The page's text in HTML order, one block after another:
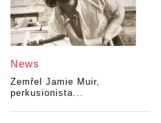
News
Zemřel Jamie Muir,
perkusionista...